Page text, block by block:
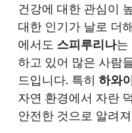
건강에 대한 관심이
대한 인기가 날로 더
에서도 스피루리나는
하고 있어 많은 사람
드입니다. 특히 하와
자연 환경에서 자란
안전한 것으로 알려